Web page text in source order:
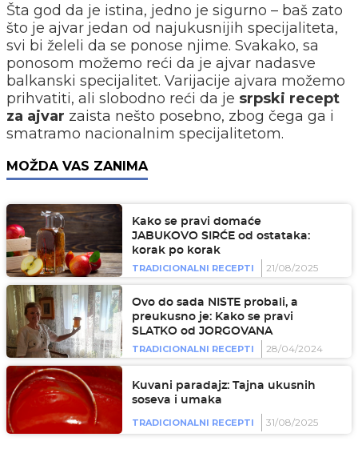
Šta god da je istina, jedno je sigurno – baš zato
što je ajvar jedan od najukusnijih specijaliteta,
svi bi želeli da se ponose njime. Svakako, sa
ponosom možemo reći da je ajvar nadasve
balkanski specijalitet. Varijacije ajvara možemo
prihvatiti, ali slobodno reći da je srpski recept
za ajvar zaista nešto posebno, zbog čega ga i
smatramo nacionalnim specijalitetom.
MOŽDA VAS ZANIMA
Kako se pravi domaće
JABUKOVO SIRĆE od ostataka:
korak po korak
TRADICIONALNI RECEPTI
21/08/2025
Ovo do sada NISTE probali, a
preukusno je: Kako se pravi
SLATKO od JORGOVANA
TRADICIONALNI RECEPTI
28/04/2024
Kuvani paradajz: Tajna ukusnih
soseva i umaka
TRADICIONALNI RECEPTI 31/08/2025